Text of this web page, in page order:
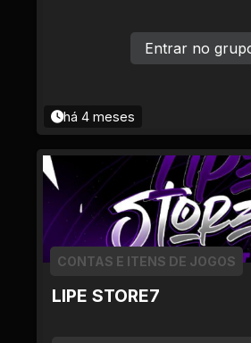
há 4 meses
Entrar no
LIPE STORE7
CONTAS E ITENS DE JOGOS